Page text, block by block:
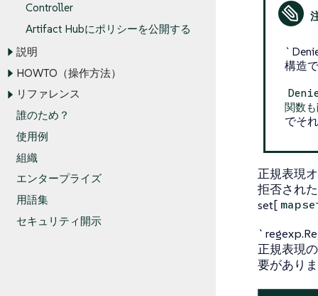
Controller
Artifact Hubにポリシーを公開する
説明
HOWTO（操作方法）
リファレンス
誰のため？
使用例
組織
エンタープライズ
用語集
セキュリティ開示
構造
関数
でそ
正規表現
拒否され
set[
正規表現
要があり